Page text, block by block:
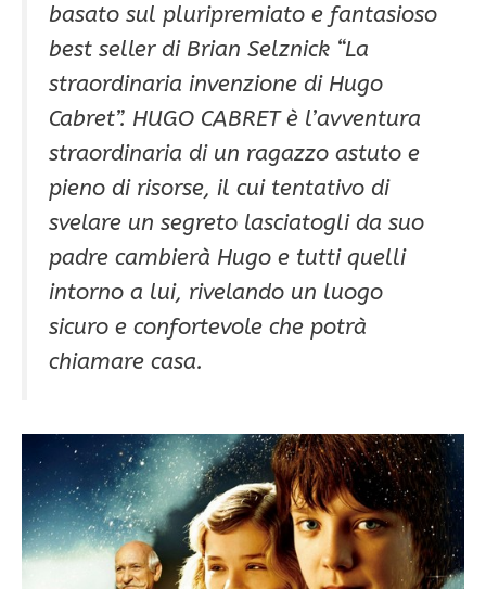
basato sul pluripremiato e fantasioso
best seller di Brian Selznick “La
straordinaria invenzione di Hugo
Cabret”. HUGO CABRET è l’avventura
straordinaria di un ragazzo astuto e
pieno di risorse, il cui tentativo di
svelare un segreto lasciatogli da suo
padre cambierà Hugo e tutti quelli
intorno a lui, rivelando un luogo
sicuro e confortevole che potrà
chiamare casa.